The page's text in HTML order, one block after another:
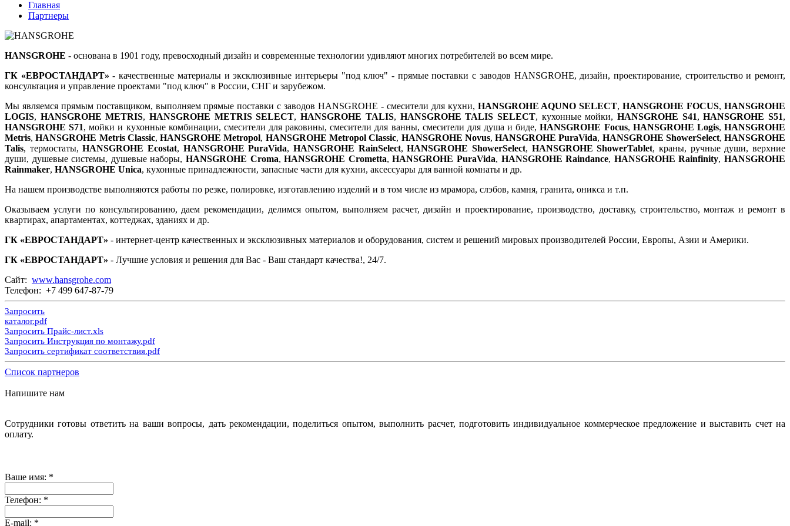
Главная
Партнеры
HANSGROHE - основана в 1901 году, превосходный дизайн и современные технологии удивляют многих потребителей во всем мире.
ГК «ЕВРОСТАНДАРТ» - качественные материалы и эксклюзивные интерьеры "под ключ" - прямые поставки с заводов HANSGROHE, дизайн, проектирование, строительство и ремонт,
консультация и управление проектами "под ключ" в России, СНГ и зарубежом.
Мы являемся прямым поставщиком, выполняем прямые поставки с заводов HANSGROHE - смесители для кухни, HANSGROHE AQUNO SELECT,HANSGROHE FOCUS,HANSGROHE
LOGIS, HANSGROHE METRIS,HANSGROHE METRIS SELECT,HANSGROHE TALIS, HANSGROHE TALIS SELECT, кухонные мойки, HANSGROHE S41,HANSGROHE S51,
HANSGROHE S71, мойки и кухонные комбинации, смесители для раковины, смесители для ванны, смесители для душа и биде,HANSGROHE Focus, HANSGROHE Logis,HANSGROHE
Metris,HANSGROHE Metris Classic,HANSGROHE Metropol, HANSGROHE Metropol Classic, HANSGROHE Novus,HANSGROHE PuraVida, HANSGROHE ShowerSelect,HANSGROHE
Talis, термостаты,HANSGROHE Ecostat, HANSGROHE PuraVida,HANSGROHE RainSelect,HANSGROHE ShowerSelect, HANSGROHE ShowerTablet, краны, ручные души, верхние
души, душевые системы, душевые наборы, HANSGROHE Croma,HANSGROHE Crometta,HANSGROHE PuraVida, HANSGROHE Raindance, HANSGROHE Rainfinity,HANSGROHE
Rainmaker, HANSGROHE Unica, кухонные принадлежности, запасные части для кухни, аксессуары для ванной комнаты и др.
На нашем производстве выполняются работы по резке, полировке, изготавлению изделий и в том числе из мрамора, слэбов, камня, гранита, оникса и т.п.
Оказываем услуги по консультированию, даем рекомендации, делимся опытом, выполняем расчет, дизайн и проектирование, производство, доставку, строительство, монтаж и ремонт в
квартирах, апартаментах, коттеджах, зданиях и др.
ГК «ЕВРОСТАНДАРТ» - интернет-центр качественных и эксклюзивных материалов и оборудования, систем и решений мировых производителей России, Европы, Азии и Америки.
ГК «ЕВРОСТАНДАРТ» - Лучшие условия и решения для Вас - Ваш стандарт качества!, 24/7.
Сайт: www.hansgrohe.com
Телефон: +7 499 647-87-79
Запросить
каталог.pdf
Запросить Прайс-лист.xls
Запросить Инструкция по монтажу.pdf
Запросить сертификат соответствия.pdf
Список партнеров
Напишите нам
Сотрудники готовы ответить на ваши вопросы, дать рекомендации, поделиться опытом, выполнить расчет, подготовить индивидуальное коммерческое предложение и выставить счет на
оплату.
Ваше имя: *
Телефон: *
E-mail: *